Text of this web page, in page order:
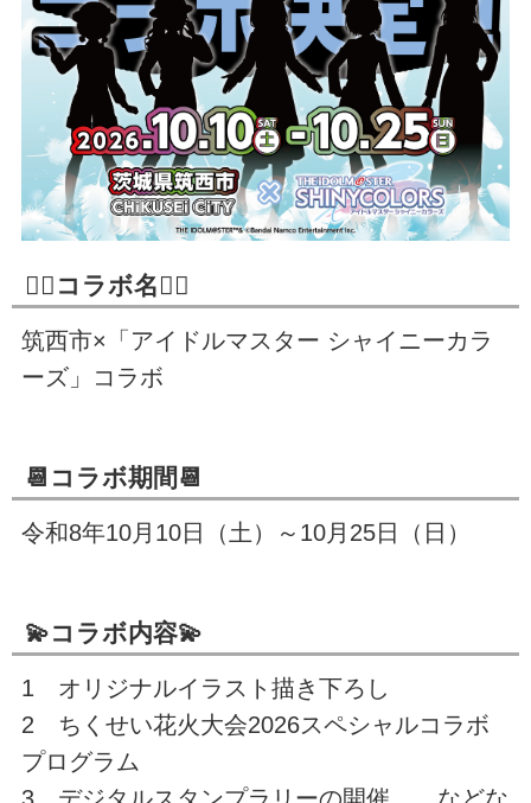
🏳️‍🌈コラボ名🏳️‍🌈
筑西市×「アイドルマスター シャイニーカラ
ーズ」コラボ
📆コラボ期間📆
令和8年10月10日（土）～10月25日（日）
💫コラボ内容💫
1 オリジナルイラスト描き下ろし
2 ちくせい花火大会2026スペシャルコラボ
プログラム